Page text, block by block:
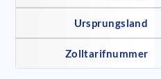
Ursprungsland
Zolltarifnummer